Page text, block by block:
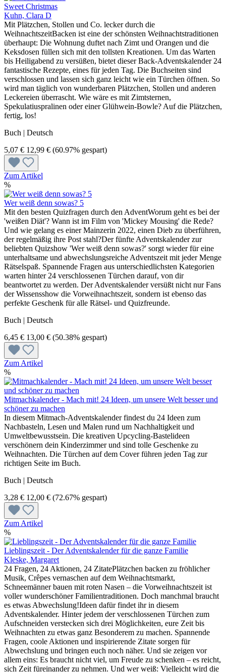
Sweet Christmas
Kuhn, Clara D
Mit Plätzchen, Stollen und Co. lecker durch die
WeihnachtszeitBacken ist eine der schönsten Weihnachtstraditionen
überhaupt: Die Wohnung duftet nach Zimt und Orangen und die
Keksdosen füllen sich mit den tollsten Kreationen. Um das Warten
bis Heiligabend zu versüßen, bietet dieser Back-Adventskalender 24
fantastische Rezepte, eines für jeden Tag. Die Buchseiten sind
verschlossen und lassen sich ganz leicht wie ein Türchen öffnen. So
wird man täglich von wunderbaren Plätzchen, Stollen und anderen
Leckereien überrascht. Wie wäre es mit Zimtsternen,
Spekulatiuspralinen oder einer Glühwein-Bowle? Auf die Plätzchen,
fertig, los!
Buch | Deutsch
5,07 € 12,99 € (60.97% gespart)
Zum Artikel
%
Wer weiß denn sowas? 5
Mit den besten Quizfragen durch den AdventWorum geht es bei der
'weißen Diät'? Wann ist im Film von 'Mickey Mousing' die Rede?
Und wie gelang es einer Mainzerin 2022, einen Dieb zu überführen,
der regelmäßig ihre Post stahl?Der fünfte Adventskalender zur
beliebten Quizshow 'Wer weiß denn sowas?' sorgt wieder für eine
unterhaltsame und abwechslungsreiche Adventszeit mit jeder Menge
Rätselspaß. Spannende Fragen aus unterschiedlichsten Kategorien
warten hinter 24 verschlossenen Türchen darauf, von dir
beantwortet zu werden. Der Adventskalender versüßt nicht nur Fans
der Wissensshow die Vorweihnachtszeit, sondern ist ebenso das
perfekte Geschenk für alle Rätsel- und Quizfreunde.
Buch | Deutsch
6,45 € 13,00 € (50.38% gespart)
Zum Artikel
%
Mitmachkalender - Mach mit! 24 Ideen, um unsere Welt besser und
schöner zu machen
In diesem Mitmach-Adventskalender findest du 24 Ideen zum
Nachbasteln, Lesen und Malen rund um Nachhaltigkeit und
Umweltbewusstsein. Die kreativen Upcycling-Bastelideen
verschönern dein Kinderzimmer und sind tolle Geschenke zu
Weihnachten. Die Türchen auf dem Cover führen jeden Tag zur
richtigen Seite im Buch.
Buch | Deutsch
3,28 € 12,00 € (72.67% gespart)
Zum Artikel
%
Lieblingszeit - Der Adventskalender für die ganze Familie
Kleske, Margaret
24 Fragen, 24 Aktionen, 24 ZitatePlätzchen backen zu fröhlicher
Musik, Crêpes vernaschen auf dem Weihnachtsmarkt,
Schneemänner bauen mit roten Nasen – die Vorweihnachtszeit ist
voller wunderschöner Familientraditionen. Doch manchmal braucht
es etwas Abwechslung!Ideen dafür findet ihr in diesem
Adventskalender. Hinter jedem der verschlossenen Türchen zum
Aufschneiden verstecken sich drei Möglichkeiten, eure Zeit bis
Weihnachten zu etwas ganz Besonderem zu machen. Spannende
Fragen, coole Aktionen und inspirierende Zitate sorgen für
Abwechslung und bringen euch noch näher. Und sie zeigen vor
allem eins: Es braucht nicht viel, um Freude zu schenken – es reicht,
sich Zeit füreinander zu nehmen. Und wer weiß: Vielleicht wird die